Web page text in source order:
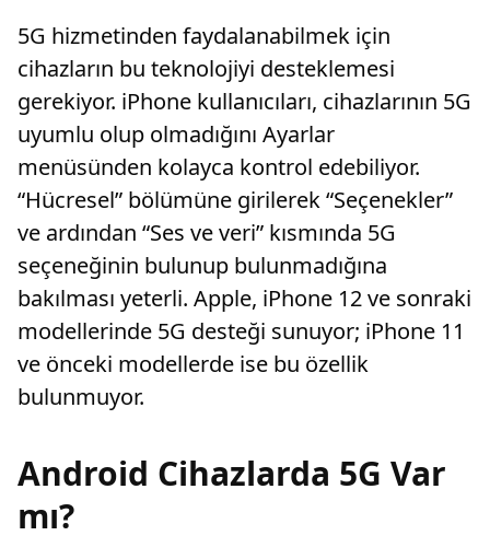
5G hizmetinden faydalanabilmek için
cihazların bu teknolojiyi desteklemesi
gerekiyor. iPhone kullanıcıları, cihazlarının 5G
uyumlu olup olmadığını Ayarlar
menüsünden kolayca kontrol edebiliyor.
“Hücresel” bölümüne girilerek “Seçenekler”
ve ardından “Ses ve veri” kısmında 5G
seçeneğinin bulunup bulunmadığına
bakılması yeterli. Apple, iPhone 12 ve sonraki
modellerinde 5G desteği sunuyor; iPhone 11
ve önceki modellerde ise bu özellik
bulunmuyor.
Android Cihazlarda 5G Var
mı?